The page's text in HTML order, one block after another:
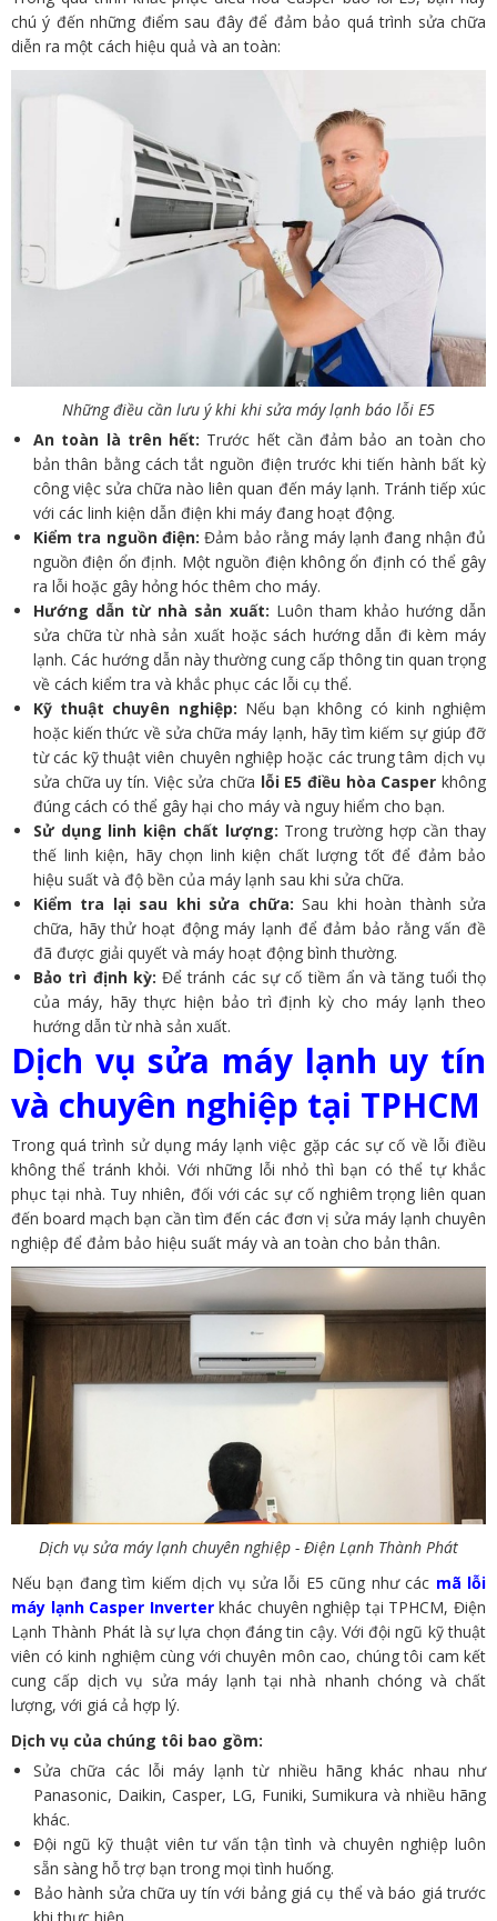
chú ý đến những điểm sau đây để đảm bảo quá trình sửa chữa
diễn ra một cách hiệu quả và an toàn:
Những điều cần lưu ý khi khi sửa máy lạnh báo lỗi E5
An toàn là trên hết: Trước hết cần đảm bảo an toàn cho
bản thân bằng cách tắt nguồn điện trước khi tiến hành bất kỳ
công việc sửa chữa nào liên quan đến máy lạnh. Tránh tiếp xúc
với các linh kiện dẫn điện khi máy đang hoạt động.
Kiểm tra nguồn điện: Đảm bảo rằng máy lạnh đang nhận đủ
nguồn điện ổn định. Một nguồn điện không ổn định có thể gây
ra lỗi hoặc gây hỏng hóc thêm cho máy.
Hướng dẫn từ nhà sản xuất: Luôn tham khảo hướng dẫn
sửa chữa từ nhà sản xuất hoặc sách hướng dẫn đi kèm máy
lạnh. Các hướng dẫn này thường cung cấp thông tin quan trọng
về cách kiểm tra và khắc phục các lỗi cụ thể.
Kỹ thuật chuyên nghiệp: Nếu bạn không có kinh nghiệm
hoặc kiến thức về sửa chữa máy lạnh, hãy tìm kiếm sự giúp đỡ
từ các kỹ thuật viên chuyên nghiệp hoặc các trung tâm dịch vụ
sửa chữa uy tín. Việc sửa chữa lỗi E5 điều hòa Casper không
đúng cách có thể gây hại cho máy và nguy hiểm cho bạn.
Sử dụng linh kiện chất lượng: Trong trường hợp cần thay
thế linh kiện, hãy chọn linh kiện chất lượng tốt để đảm bảo
hiệu suất và độ bền của máy lạnh sau khi sửa chữa.
Kiểm tra lại sau khi sửa chữa: Sau khi hoàn thành sửa
chữa, hãy thử hoạt động máy lạnh để đảm bảo rằng vấn đề
đã được giải quyết và máy hoạt động bình thường.
Bảo trì định kỳ: Để tránh các sự cố tiềm ẩn và tăng tuổi thọ
của máy, hãy thực hiện bảo trì định kỳ cho máy lạnh theo
hướng dẫn từ nhà sản xuất.
Dịch vụ sửa máy lạnh uy tín
và chuyên nghiệp tại TPHCM
Trong quá trình sử dụng máy lạnh việc gặp các sự cố về lỗi điều
không thể tránh khỏi. Với những lỗi nhỏ thì bạn có thể tự khắc
phục tại nhà. Tuy nhiên, đối với các sự cố nghiêm trọng liên quan
đến board mạch bạn cần tìm đến các đơn vị sửa máy lạnh chuyên
nghiệp để đảm bảo hiệu suất máy và an toàn cho bản thân.
Dịch vụ sửa máy lạnh chuyên nghiệp - Điện Lạnh Thành Phát
Nếu bạn đang tìm kiếm dịch vụ sửa lỗi E5 cũng như các mã lỗi
máy lạnh Casper Inverterkhác chuyên nghiệp tại TPHCM, Điện
Lạnh Thành Phát là sự lựa chọn đáng tin cậy. Với đội ngũ kỹ thuật
viên có kinh nghiệm cùng với chuyên môn cao, chúng tôi cam kết
cung cấp dịch vụ sửa máy lạnh tại nhà nhanh chóng và chất
lượng, với giá cả hợp lý.
Dịch vụ của chúng tôi bao gồm:
Sửa chữa các lỗi máy lạnh từ nhiều hãng khác nhau như
Panasonic, Daikin, Casper, LG, Funiki, Sumikura và nhiều hãng
khác.
Đội ngũ kỹ thuật viên tư vấn tận tình và chuyên nghiệp luôn
sẵn sàng hỗ trợ bạn trong mọi tình huống.
Bảo hành sửa chữa uy tín với bảng giá cụ thể và báo giá trước
khi thực hiện.